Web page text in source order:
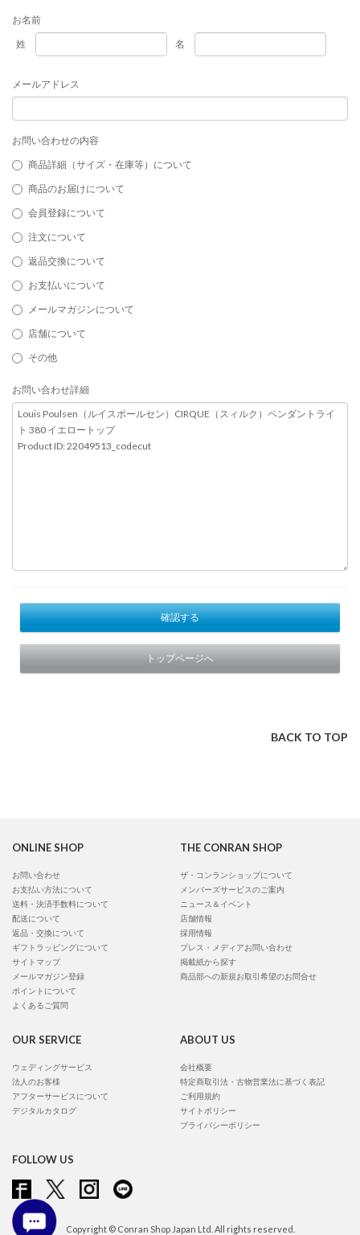
お名前
姓
名
メールアドレス
お問い合わせの内容
商品詳細（サイズ・在庫等）について
商品のお届けについて
会員登録について
注文について
返品交換について
お支払いについて
メールマガジンについて
店舗について
その他
お問い合わせ詳細
確認する
トップページへ
BACK TO TOP
ONLINE SHOP
お問い合わせ
お支払い方法について
送料・決済手数料について
配送について
返品・交換について
ギフトラッピングについて
サイトマップ
メールマガジン登録
ポイントについて
よくあるご質問
THE CONRAN SHOP
ザ・コンランショップについて
メンバーズサービスのご案内
ニュース＆イベント
店舗情報
採用情報
プレス・メディアお問い合わせ
掲載紙から探す
商品部への新規お取引希望のお問合せ
OUR SERVICE
ウェディングサービス
法人のお客様
アフターサービスについて
デジタルカタログ
ABOUT US
会社概要
特定商取引法・古物営業法に基づく表記
ご利用規約
サイトポリシー
プライバシーポリシー
FOLLOW US
Copyright © Conran Shop Japan Ltd. All rights reserved.